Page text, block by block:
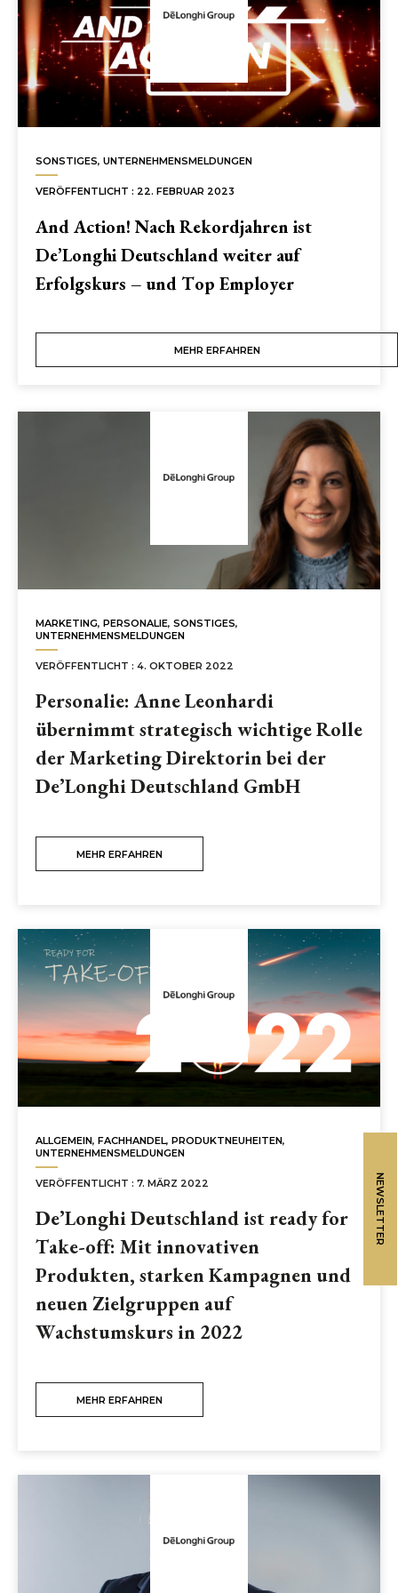
NUTRIBULLET
DE’LONGHI DEUTSCHLAND
KONTAKT
SONSTIGES, UNTERNEHMENSMELDUNGEN
VERÖFFENTLICHT : 22. FEBRUAR 2023
And Action! Nach Rekordjahren ist
De’Longhi Deutschland weiter auf
Erfolgskurs – und Top Employer
MEHR ERFAHREN
MARKETING, PERSONALIE, SONSTIGES,
UNTERNEHMENSMELDUNGEN
VERÖFFENTLICHT : 4. OKTOBER 2022
Personalie: Anne Leonhardi
übernimmt strategisch wichtige Rolle
der Marketing Direktorin bei der
De’Longhi Deutschland GmbH
MEHR ERFAHREN
ALLGEMEIN, FACHHANDEL, PRODUKTNEUHEITEN,
UNTERNEHMENSMELDUNGEN
VERÖFFENTLICHT : 7. MÄRZ 2022
De’Longhi Deutschland ist ready for
Take-off: Mit innovativen
Produkten, starken Kampagnen und
neuen Zielgruppen auf
Wachstumskurs in 2022
MEHR ERFAHREN
NEWSLETTER